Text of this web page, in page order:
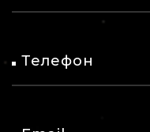
Телефон